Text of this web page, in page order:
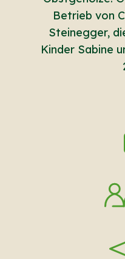
Betrieb von
Steinegger,
Kinder Sabine